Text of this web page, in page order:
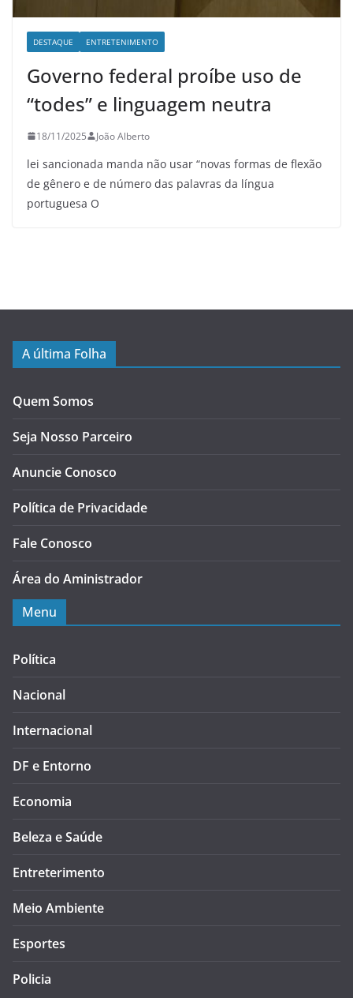
DESTAQUE ENTRETENIMENTO
Governo federal proíbe uso de
“todes” e linguagem neutra
18/11/2025 João Alberto
lei sancionada manda não usar “novas formas de flexão
de gênero e de número das palavras da língua
portuguesa O
A última Folha
Quem Somos
Seja Nosso Parceiro
Anuncie Conosco
Política de Privacidade
Fale Conosco
Área do Aministrador
Menu
Política
Nacional
Internacional
DF e Entorno
Economia
Beleza e Saúde
Entreterimento
Meio Ambiente
Esportes
Policia